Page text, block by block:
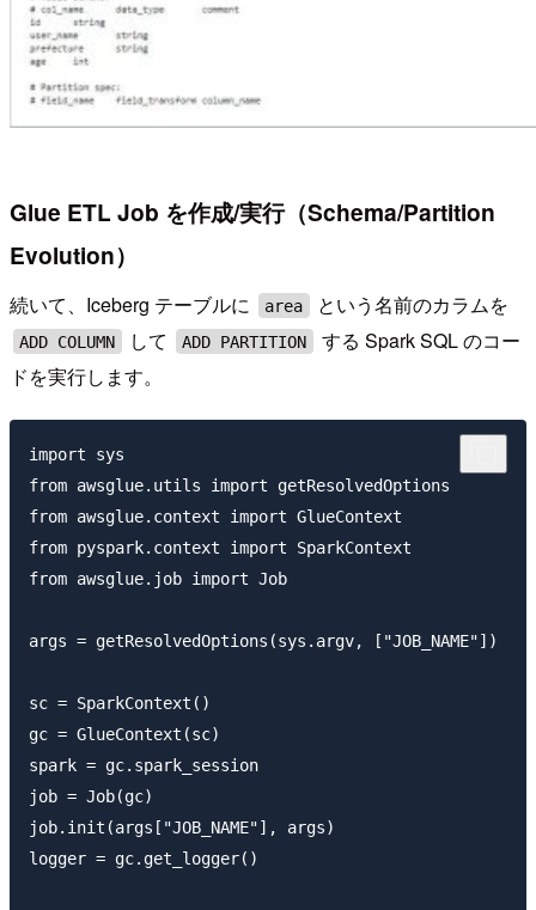
Glue ETL Job を作成/実行（Schema/Partition
Evolution）
続いて、Iceberg テーブルに area という名前のカラムを
ADD COLUMN して ADD PARTITION
する Spark SQL のコー
ドを実行します。
import sys
from awsglue.utils import getResolvedOptions
from awsglue.context import GlueContext
from pyspark.context import SparkContext
from awsglue.job import Job
args = getResolvedOptions(sys.argv, ["JOB_NAME"])
sc = SparkContext()
gc = GlueContext(sc)
spark = gc.spark_session
job = Job(gc)
job.init(args["JOB_NAME"], args)
logger = gc.get_logger()